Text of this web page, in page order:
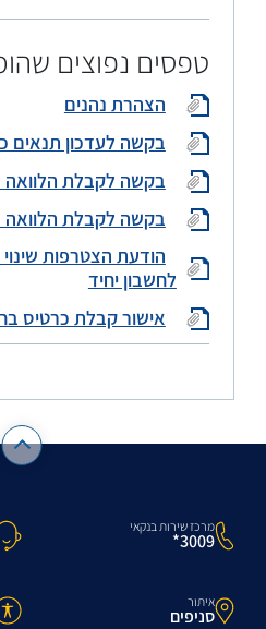
טפסים נפוצים
הצהרת נהנים
בקשה לעדכון תנאים
בקשה לקבלת
בקשה לקבלת
הודעת הצטרפות
לחשבון יחיד
אישור קבלת כרטיס
מרכז שירות בנקאי
3009*
איתור
סניפים